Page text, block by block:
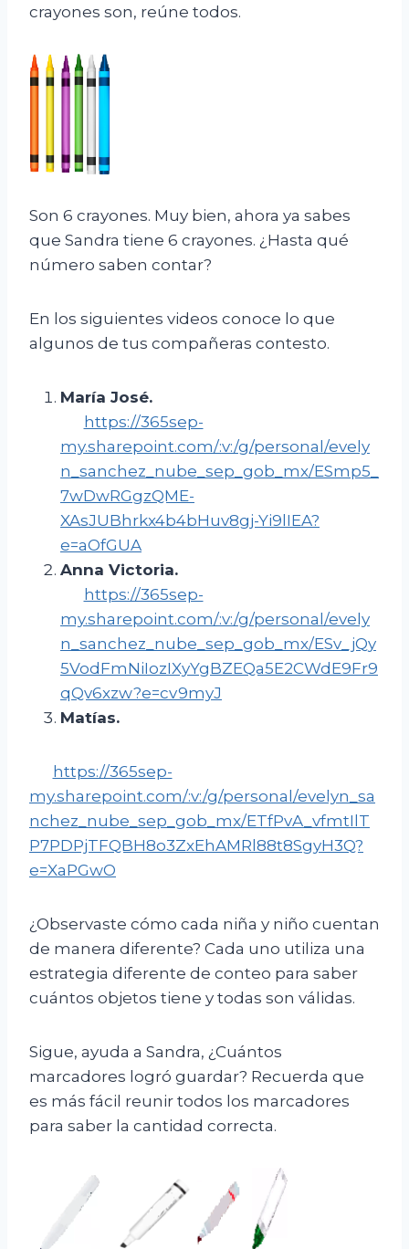
crayones son, reúne todos.
Son 6 crayones. Muy bien, ahora ya sabes
que Sandra tiene 6 crayones. ¿Hasta qué
número saben contar?
En los siguientes videos conoce lo que
algunos de tus compañeras contesto.
María José.
https://365sep-
my.sharepoint.com/:v:/g/personal/evely
n_sanchez_nube_sep_gob_mx/ESmp5_
7wDwRGgzQME-
XAsJUBhrkx4b4bHuv8gj-Yi9lIEA?
e=aOfGUA
Anna Victoria.
https://365sep-
my.sharepoint.com/:v:/g/personal/evely
n_sanchez_nube_sep_gob_mx/ESv_jQy
5VodFmNiIozIXyYgBZEQa5E2CWdE9Fr9
qQv6xzw?e=cv9myJ
Matías.
https://365sep-
my.sharepoint.com/:v:/g/personal/evelyn_sa
nchez_nube_sep_gob_mx/ETfPvA_vfmtIlT
P7PDPjTFQBH8o3ZxEhAMRl88t8SgyH3Q?
e=XaPGwO
¿Observaste cómo cada niña y niño cuentan
de manera diferente? Cada uno utiliza una
estrategia diferente de conteo para saber
cuántos objetos tiene y todas son válidas.
Sigue, ayuda a Sandra, ¿Cuántos
marcadores logró guardar? Recuerda que
es más fácil reunir todos los marcadores
para saber la cantidad correcta.